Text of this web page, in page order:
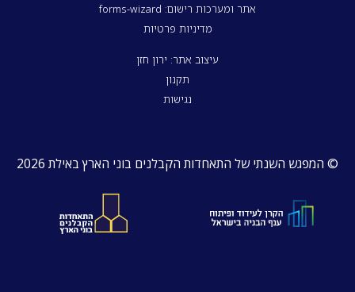
אתר ומערכות רישום: forms-wizard
מדיניות פרטיות
עיצוב אתר: ירון חזן
תקנון
נגישות
© המפגש השנתי של התאחדות הקבלנים בוני הארץ באילת 2026